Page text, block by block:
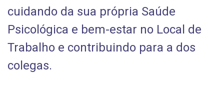
cuidando da sua própria Saúde
Psicológica e bem-estar no Local de
Trabalho e contribuindo para a dos
colegas.